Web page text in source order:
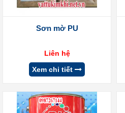
Sơn mờ PU
Liên hệ
Xem chi tiết